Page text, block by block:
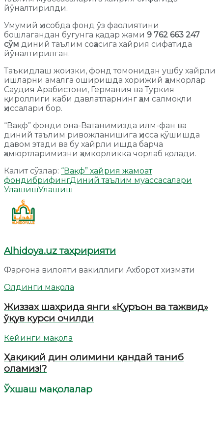
йўналтирилди.
Умумий ҳисобда фонд ўз фаолиятини
бошлагандан бугунга қадар жами 9 762 663 247
сўм диний таълим соҳасига хайрия сифатида
йўналтирилган.
Таъкидлаш жоизки, фонд томонидан ушбу хайрли
ишларни амалга оширишда хорижий ҳамкорлар
Саудия Арабистони, Германия ва Туркия
қироллиги каби давлатларнинг ҳам салмоқли
ҳиссалари бор.
“Вақф” фонди она-Ватанимизда илм-фан ва
диний таълим ривожланишига ҳисса қўшишда
давом этади ва бу хайрли ишда барча
ҳамюртларимизни ҳамкорликка чорлаб қолади.
Калит сўзлар: “Вақф” хайрия жамоат
фондибрифингДиний таълим муассасалари
УлашишУлашиш
Alhidoya.uz таҳририяти
Фарғона вилояти вакиллиги Ахборот хизмати
Олдинги мақола
Жиззах шаҳрида янги «Қуръон ва тажвид»
ўқув курси очилди
Кейинги мақола
Ҳақиқий дин олимини қандай таниб
оламиз!?
Ўхшаш мақолалар